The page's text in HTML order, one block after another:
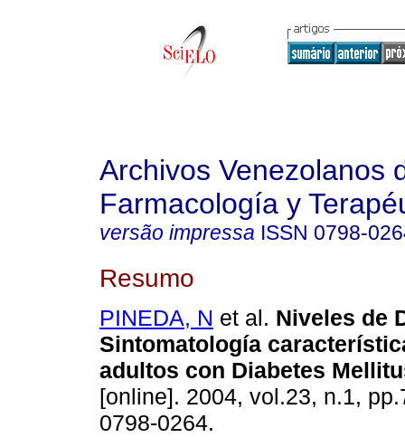
Archivos Venezolanos
Farmacología y
versão impressa ISSN 0798-
Resumo
PINEDA, N et al. Niveles de
Sintomatología
adultos con Diabetes
[online]. 2004, vol.23, n.1,
0798-0264.